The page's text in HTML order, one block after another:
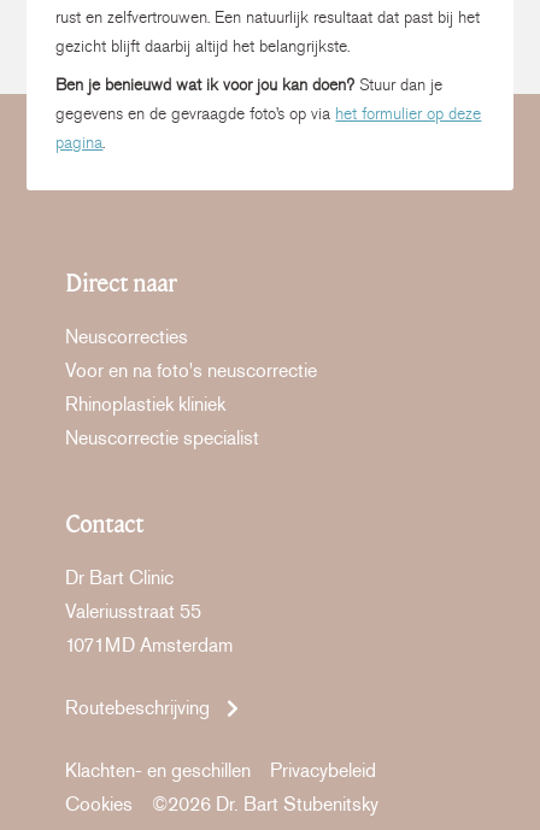
rust en zelfvertrouwen. Een natuurlijk resultaat dat past bij het
gezicht blijft daarbij altijd het belangrijkste.
Ben je benieuwd wat ik voor jou kan doen?Stuur dan je
gegevens en de gevraagde foto’s op via het formulier op deze
pagina.
Direct naar
Neuscorrecties
Voor en na foto's neuscorrectie
Rhinoplastiek kliniek
Neuscorrectie specialist
Contact
Dr Bart Clinic
Valeriusstraat 55
1071MD Amsterdam
Routebeschrijving
Klachten- en geschillen
Privacybeleid
Cookies
©2026 Dr. Bart Stubenitsky